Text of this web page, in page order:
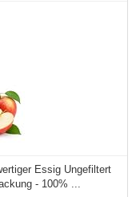
Essig Ungefiltert
- 100% ...